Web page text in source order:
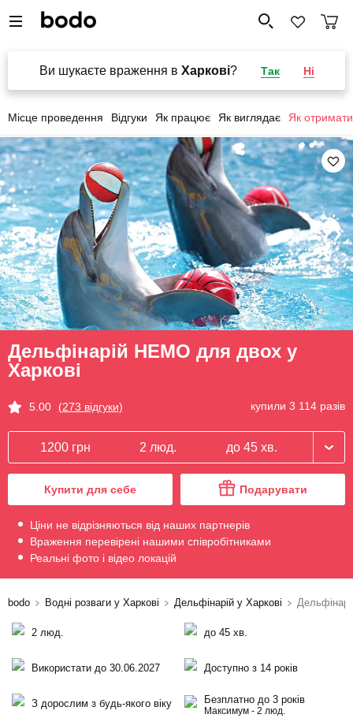
Ви шукаєте враження в Харкові? Так Ні
Місце проведення Відгуки Як працює Як виглядає Як отримати
Дельфінарій НЕМО для двох у
Харкові
5.00 (273 відгуки) купили 3 114 разів
1200 грн 2 люд. до 45 хв.
Купити для себе Подарувати
Ціни не відрізняються від наших партнерів
Враження перевірені нашими співробітниками
Реальні фото і відео локацій
bodo Водні розваги у Харкові Дельфінарій у Харкові
2 люд. до 45 хв.
Використати до 30.06.2027 Доступно з 14 років
З дорослим з будь-якого віку Безплатно до 3 років
Максимум - 2 люд.